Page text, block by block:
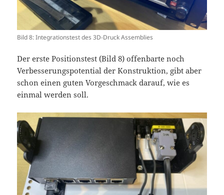
Bild 8: Integrationstest des 3D-Druck Assemblies
Der erste Positionstest (Bild 8) offenbarte noch
Verbesserungspotential der Konstruktion, gibt aber
schon einen guten Vorgeschmack darauf, wie es
einmal werden soll.